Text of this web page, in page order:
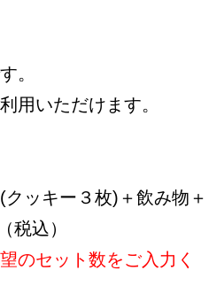
。
用いただけます。
ッキー３枚)＋飲み物＋
税込）
のセット数をご入力く